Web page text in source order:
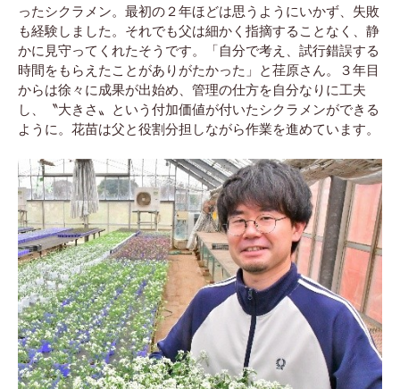
ったシクラメン。最初の２年ほどは思うようにいかず、失敗
も経験しました。それでも父は細かく指摘することなく、静
かに見守ってくれたそうです。「自分で考え、試行錯誤する
時間をもらえたことがありがたかった」と荏原さん。３年目
からは徐々に成果が出始め、管理の仕方を自分なりに工夫
し、〝大きさ〟という付加価値が付いたシクラメンができる
ように。花苗は父と役割分担しながら作業を進めています。